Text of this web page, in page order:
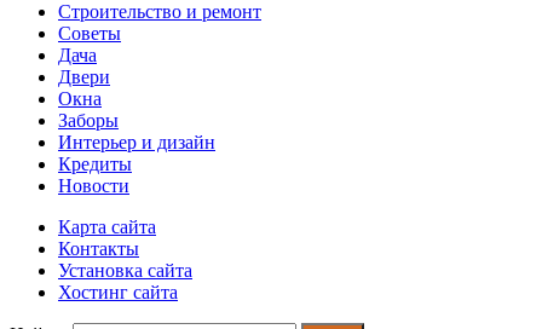
Строительство и ремонт
Советы
Дача
Двери
Окна
Заборы
Интерьер и дизайн
Кредиты
Новости
Карта сайта
Контакты
Установка сайта
Хостинг сайта